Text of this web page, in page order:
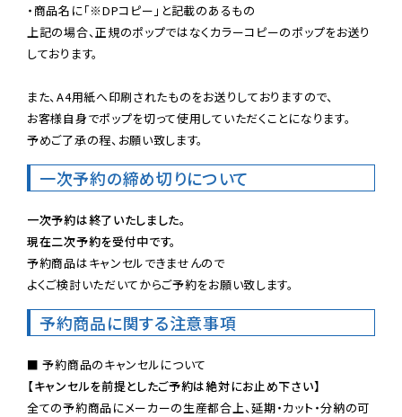
・商品名に「※DPコピー」と記載のあるもの
上記の場合、正規のポップではなくカラーコピーのポップをお送り
しております。
また、A4用紙へ印刷されたものをお送りしておりますので、
お客様自身でポップを切って使用していただくことになります。
予めご了承の程、お願い致します。
一次予約の締め切りについて
一次予約は終了いたしました。
現在二次予約を受付中です。
予約商品はキャンセルできませんので
よくご検討いただいてからご予約をお願い致します。
予約商品に関する注意事項
【キャンセルを前提としたご予約は絶対にお止め下さい】
全ての予約商品にメーカーの生産都合上、延期・カット・分納の可